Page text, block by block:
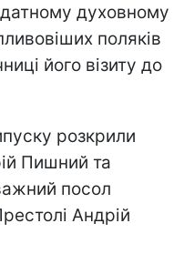
духовному
поляків
його візиту до
розкрили
Пишний та
посол
Андрій